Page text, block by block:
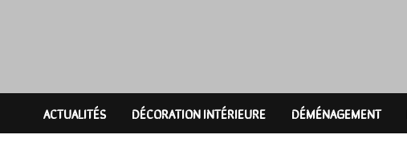
ACTUALITÉS DÉCORATION INTÉRIEURE DÉMÉNAGEMENT